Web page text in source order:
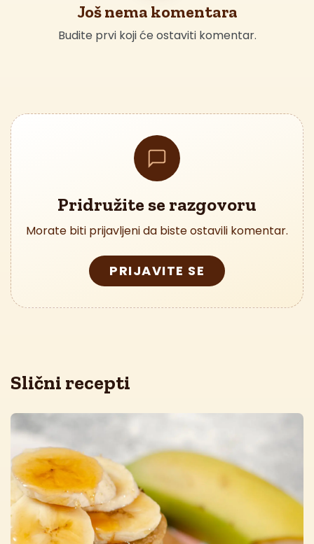
Još nema komentara
Budite prvi koji će ostaviti komentar.
Pridružite se razgovoru
Morate biti prijavljeni da biste ostavili komentar.
PRIJAVITE SE
Slični recepti